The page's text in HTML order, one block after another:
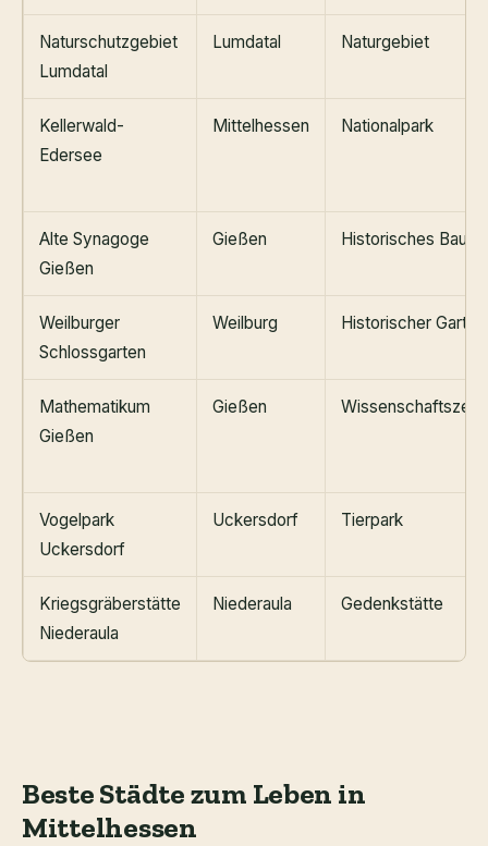
Naturschutzgebiet
Lumdatal
Lumdatal Naturgebiet
Kellerwald-
Edersee
Mittelhessen Nationalpark
Alte Synagoge
Gießen
Gießen Historisches
Weilburger
Schlossgarten
Weilburg Historischer Garten
Mathematikum
Gießen
Gießen
Vogelpark
Uckersdorf
Uckersdorf Tierpark
Kriegsgräberstätte
Niederaula
Niederaula Gedenkstätte
Beste Städte zum Leben in
Mittelhessen